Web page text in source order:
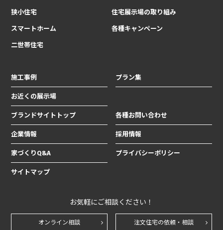
狭小住宅
スマートホーム
二世帯住宅
住宅展示場の取り組み
各種キャンペーン
施工事例 プラン集
お近くの展示場
ブランドサイトトップ 各種お問い合わせ
企業情報 採用情報
家づくりQ&A プライバシーポリシー
サイトマップ
お気軽にご相談ください！
オンライン相談 注文住宅の依頼・相談